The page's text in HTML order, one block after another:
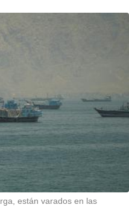
están varados en las